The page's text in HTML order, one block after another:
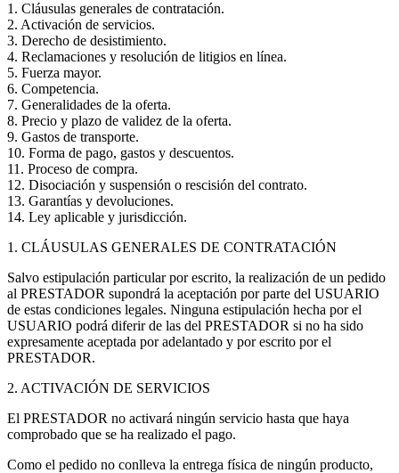
1. Cláusulas generales de contratación.
2. Activación de servicios.
3. Derecho de desistimiento.
4. Reclamaciones y resolución de litigios en línea.
5. Fuerza mayor.
6. Competencia.
7. Generalidades de la oferta.
8. Precio y plazo de validez de la oferta.
9. Gastos de transporte.
10. Forma de pago, gastos y descuentos.
11. Proceso de compra.
12. Disociación y suspensión o rescisión del contrato.
13. Garantías y devoluciones.
14. Ley aplicable y jurisdicción.
1. CLÁUSULAS GENERALES DE CONTRATACIÓN
Salvo estipulación particular por escrito, la realización de un pedido
al PRESTADOR supondrá la aceptación por parte del USUARIO
de estas condiciones legales. Ninguna estipulación hecha por el
USUARIO podrá diferir de las del PRESTADOR si no ha sido
expresamente aceptada por adelantado y por escrito por el
PRESTADOR.
2. ACTIVACIÓN DE SERVICIOS
El PRESTADOR no activará ningún servicio hasta que haya
comprobado que se ha realizado el pago.
Como el pedido no conlleva la entrega física de ningún producto,